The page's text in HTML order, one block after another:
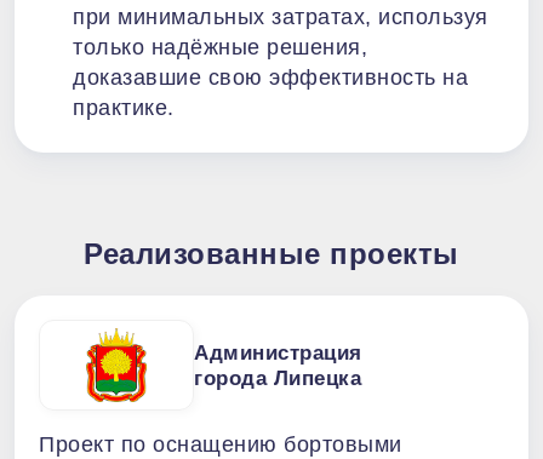
при минимальных затратах, используя
только надёжные решения,
доказавшие свою эффективность на
практике.
Реализованные проекты
Администрация
города Липецка
Проект по оснащению бортовыми